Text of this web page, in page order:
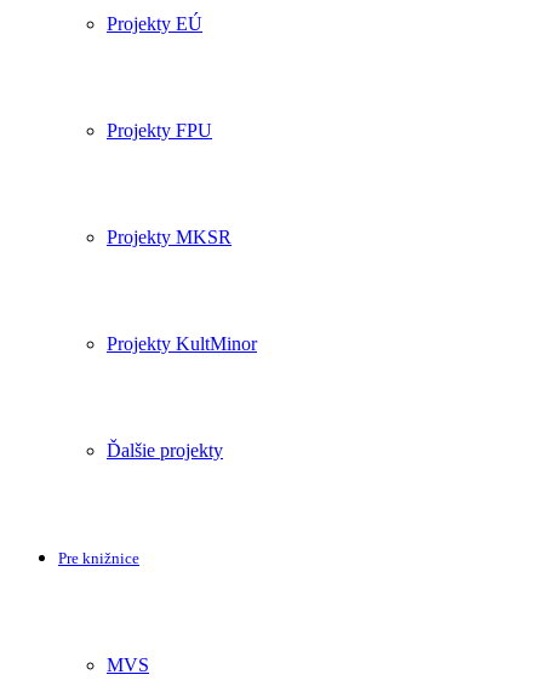
Projekty EÚ
Projekty FPU
Projekty MKSR
Projekty KultMinor
Ďalšie projekty
Pre knižnice
MVS